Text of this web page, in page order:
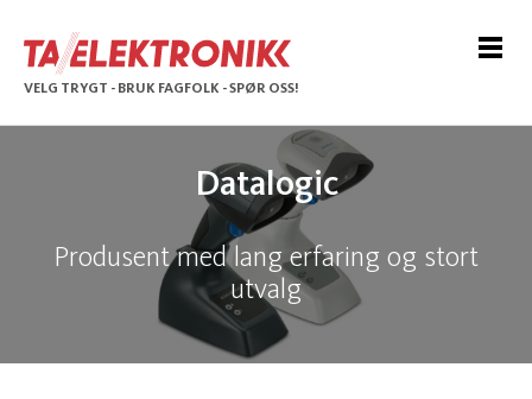
VELG TRYGT - BRUK FAGFOLK - SPØR OSS!
Datalogic
Produsent med lang erfaring og stort
utvalg